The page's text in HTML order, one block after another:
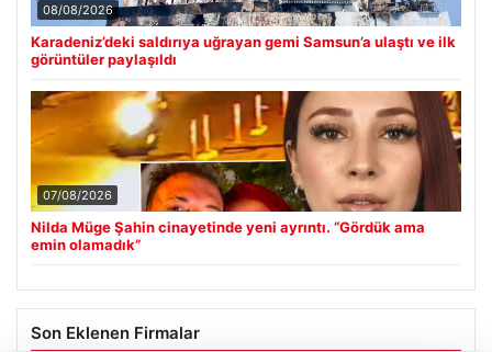
08/08/2026
Karadeniz’deki saldırıya uğrayan gemi Samsun’a ulaştı ve ilk
görüntüler paylaşıldı
07/08/2026
Nilda Müge Şahin cinayetinde yeni ayrıntı. “Gördük ama
emin olamadık”
Son Eklenen Firmalar